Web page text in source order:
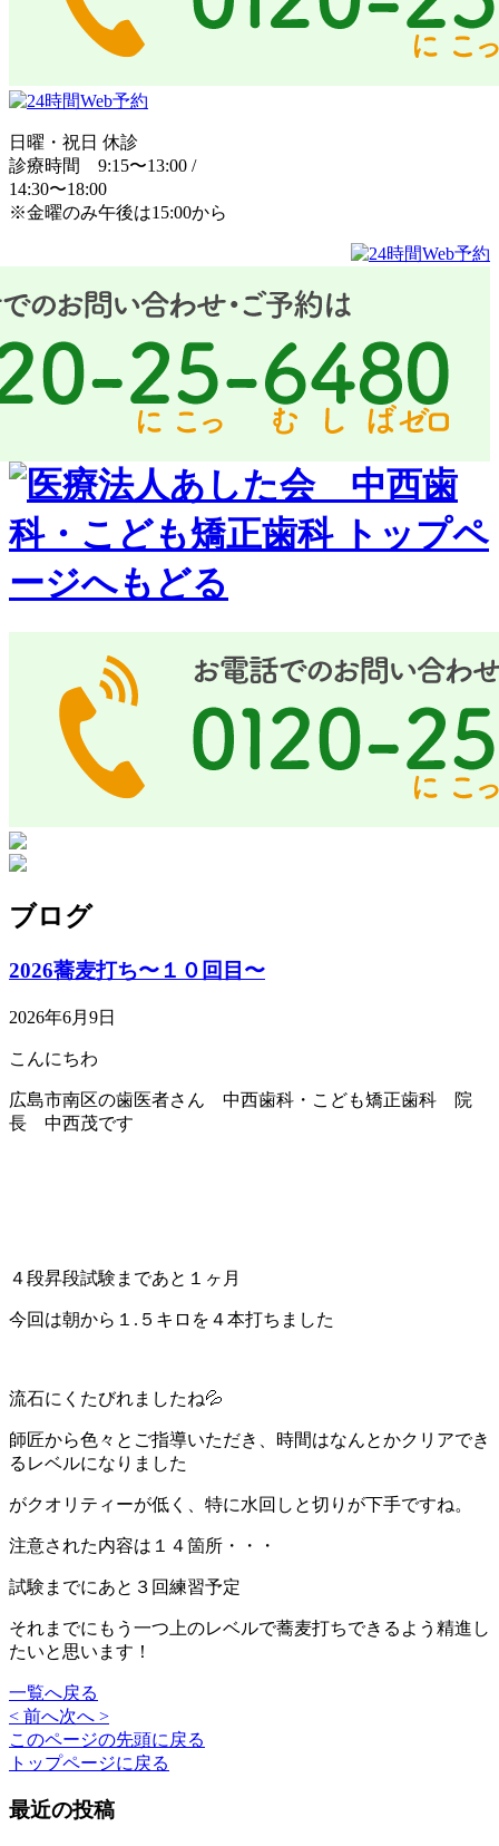
日曜・祝日 休診
診療時間 9:15〜13:00 /
14:30〜18:00
※金曜のみ午後は15:00から
ブログ
2026蕎麦打ち〜１０回目〜
2026年6月9日
こんにちわ
広島市南区の歯医者さん 中西歯科・こども矯正歯科 院
長 中西茂です
４段昇段試験まであと１ヶ月
今回は朝から１.５キロを４本打ちました
流石にくたびれましたね💦
師匠から色々とご指導いただき、時間はなんとかクリアでき
るレベルになりました
がクオリティーが低く、特に水回しと切りが下手ですね。
注意された内容は１４箇所・・・
試験までにあと３回練習予定
それまでにもう一つ上のレベルで蕎麦打ちできるよう精進し
たいと思います！
一覧へ戻る
< 前へ次へ >
このページの先頭に戻る
トップページに戻る
最近の投稿